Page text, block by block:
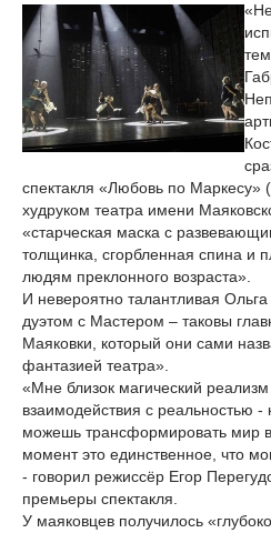
спектакля «Любовь по Маркесу»
худруком театра имени
«старческая маска с
толщинка, сгорбленная спина и
людям преклонного возраста».
И невероятно талантливая
дуэтом с Мастером – таковы
Маяковки, который они сами
фантазией театра».
«Мне близок магический
взаимодействия с реальностью -
можешь трансформировать мир
момент это единственное, что
- говорил режиссёр Егор
премьеры спектакля.
У маяковцев получилось